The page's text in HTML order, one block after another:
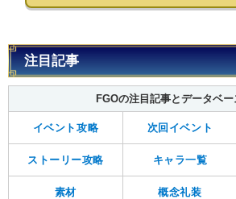
注目記事
FGOの注目記事とデータベ
イベント攻略 次回イベント
ストーリー攻略 キャラ一覧
素材 概念礼装